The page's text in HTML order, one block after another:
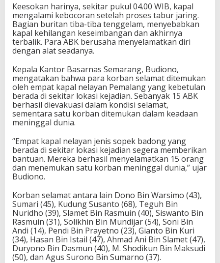
Keesokan harinya, sekitar pukul 04.00 WIB, kapal
mengalami kebocoran setelah proses tabur jaring.
Bagian buritan tiba-tiba tenggelam, menyebabkan
kapal kehilangan keseimbangan dan akhirnya
terbalik. Para ABK berusaha menyelamatkan diri
dengan alat seadanya.
Kepala Kantor Basarnas Semarang, Budiono,
mengatakan bahwa para korban selamat ditemukan
oleh empat kapal nelayan Pemalang yang kebetulan
berada di sekitar lokasi kejadian. Sebanyak 15 ABK
berhasil dievakuasi dalam kondisi selamat,
sementara satu korban ditemukan dalam keadaan
meninggal dunia.
“Empat kapal nelayan jenis sopek badong yang
berada di sekitar lokasi kejadian segera memberikan
bantuan. Mereka berhasil menyelamatkan 15 orang
dan menemukan satu korban meninggal dunia,” ujar
Budiono.
Korban selamat antara lain Dono Bin Warsimo (43),
Sumari (45), Kudung Susanto (68), Teguh Bin
Nuridho (39), Slamet Bin Rasmuin (40), Siswanto Bin
Rasmuin (31), Solikhin Bin Mundijar (54), Soni Bin
Andi (14), Pendi Bin Prayetno (23), Gianto Bin Kuri
(34), Hasan Bin Istail (47), Ahmad Ani Bin Slamet (47),
Duryono Bin Dasmun (40), M. Shodikun Bin Maksudi
(50), dan Agus Surono Bin Sumarno (37).